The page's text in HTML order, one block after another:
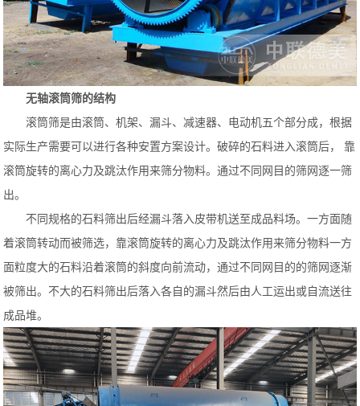
无轴滚筒筛的结构
滚筒筛是由滚筒、机架、漏斗、减速器、电动机五个部分成，根据
实际生产需要可以进行各种安置方案设计。破碎的石料进入滚筒后， 靠
滚筒旋转的离心力及跳汰作用来筛分物料。通过不同网目的筛网逐一筛
出。
不同规格的石料筛出后经漏斗落入皮带机送至成品料场。一方面随
着滚筒转动而被筛选，靠滚筒旋转的离心力及跳汰作用来筛分物料一方
面粒度大的石料沿着滚筒的斜度向前流动，通过不同网目的的筛网逐渐
被筛出。不大的石料筛出后落入各自的漏斗然后由人工运出或自流送往
成品堆。